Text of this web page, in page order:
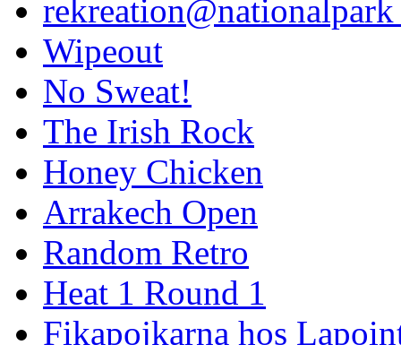
rekreation@nationalpark
Wipeout
No Sweat!
The Irish Rock
Honey Chicken
Arrakech Open
Random Retro
Heat 1 Round 1
Fikapojkarna hos